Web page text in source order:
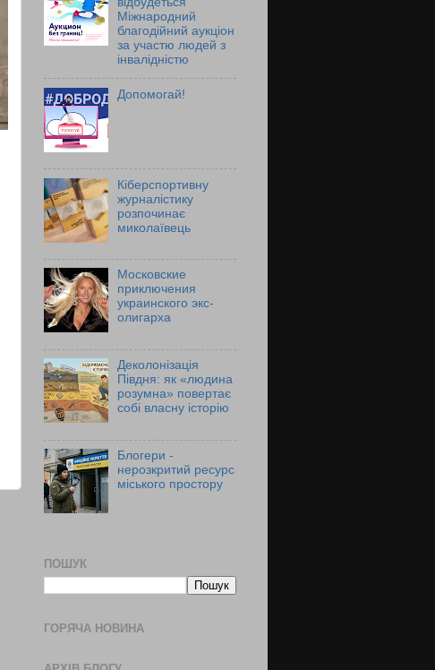
Міжнародний
благодійний аукціон
за участю людей з
інвалідністю
Допомогай!
Кіберспортивну
журналістику
розпочинає
миколаївець
Московские
приключения
украинского экс-
олигарха
Деколонізація
Півдня: як «людина
розумна» повертає
собі власну історію
Блогери -
нерозкритий ресурс
міського простору
ПОШУК
ГОРЯЧА НОВИНА